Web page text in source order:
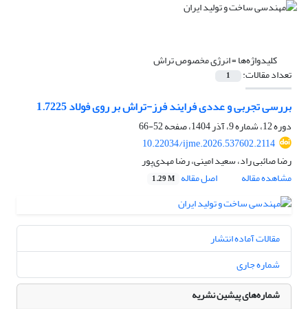
کلیدواژه‌ها =انرژی مخصوص تراش
تعداد مقالات: 1
بررسی تجربی و عددی فرایند فرز-تراش بر روی فولاد 1.7225
دوره 12، شماره 9، آذر 1404، صفحه
52-66
10.22034/ijme.2026.537602.2114
رضا صائبی راد، سعید امینی، رضا مهدی‌پور
مشاهده مقاله
اصل مقاله 1.29 M
مقالات آماده انتشار
شماره جاری
شماره‌های پیشین نشریه